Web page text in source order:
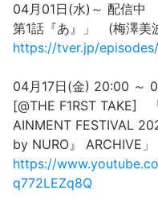
04月01日(水)～ 配信中
第1話『あ』」 (梅澤美
https://tver.jp/
04月17日(金) 20:00 ～
[@THE F1RST TAKE]
AINMENT FESTIVAL
by NURO』 ARCHIVE
https://
q772LEZq8Q